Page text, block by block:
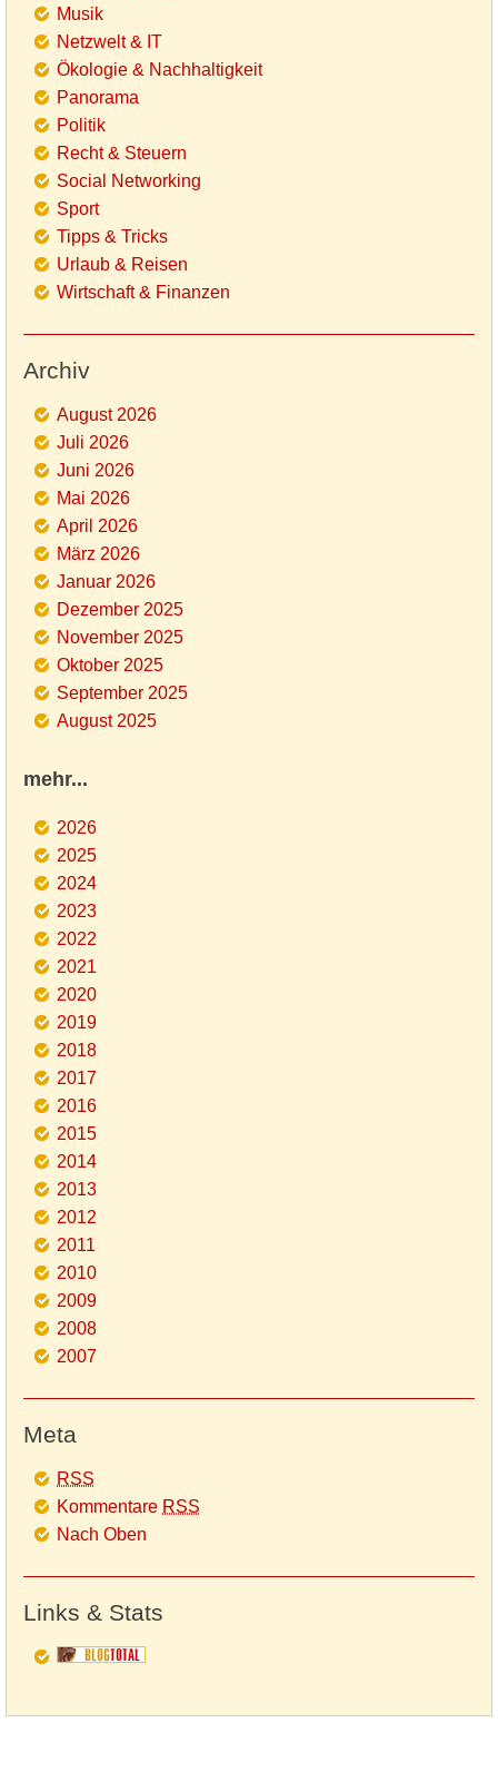
Musik
Netzwelt & IT
Ökologie & Nachhaltigkeit
Panorama
Politik
Recht & Steuern
Social Networking
Sport
Tipps & Tricks
Urlaub & Reisen
Wirtschaft & Finanzen
Archiv
August 2026
Juli 2026
Juni 2026
Mai 2026
April 2026
März 2026
Januar 2026
Dezember 2025
November 2025
Oktober 2025
September 2025
August 2025
mehr...
2026
2025
2024
2023
2022
2021
2020
2019
2018
2017
2016
2015
2014
2013
2012
2011
2010
2009
2008
2007
Meta
RSS
Kommentare RSS
Nach Oben
Links & Stats